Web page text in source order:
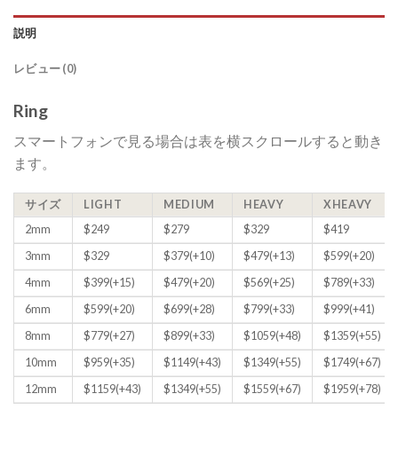
説明
レビュー (0)
Ring
スマートフォンで見る場合は表を横スクロールすると動き
ます。
サイズ LIGHT MEDIUM HEAVY
XHEAVY
2mm
$249 $279 $329
$419
3mm
$329 $379(+10) $479(+13)
$599(+20)
4mm
$399(+15) $479(+20) $569(+25)
$789(+33)
6mm
$599(+20) $699(+28) $799(+33)
$999(+41)
8mm
$779(+27) $899(+33) $1059(+48)
$1359(+55)
10mm
$959(+35) $1149(+43) $1349(+55)
$1749(+67)
12mm
$1159(+43) $1349(+55) $1559(+67) $1959(+78)